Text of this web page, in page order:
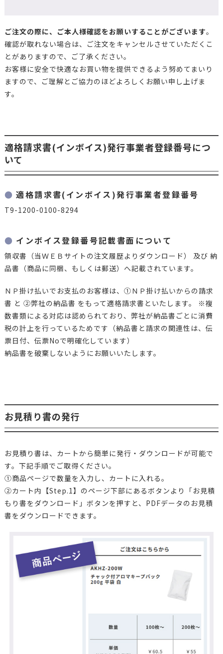
ご注文の際に、ご本人様確認をお願いすることがございます。
確認が取れない場合は、ご注文をキャンセルさせていただくこ
とがありますので、ご了承ください。
お客様に安全で快適なお買い物を提供できるよう努めてまいり
ますので、ご理解とご協力のほどよろしくお願い申し上げま
す。
適格請求書(インボイス)発行事業者登録番号につ
いて
適格請求書(インボイス)発行事業者登録番号
T9-1200-0100-8294
インボイス登録番号記載書面について
領収書（当ＷＥＢサイトの注文履歴よりダウンロード） 及び 納
品書（商品に同梱、もしくは郵送）へ記載されています。
ＮＰ掛け払いでお支払のお客様は、①ＮＰ掛け払いからの請求
書 と ②弊社の納品書 をもって適格請求書といたします。 ※複
数書類による対応は認められており、弊社が納品書ごとに消費
税の計上を行っているためです（納品書と請求の関連性は、伝
票日付、伝票Noで明確化しています）
納品書を破棄しないようにお願いいたします。
お見積り書の発行
お見積り書は、カートから簡単に発行・ダウンロードが可能で
す。下記手順でご取得ください。
①商品ページで数量を入力し、カートに入れる。
②カート内【Step.1】のページ下部にあるボタンより「お見積
もり書をダウンロード」ボタンを押すと、PDFデータのお見積
書をダウンロードできます。